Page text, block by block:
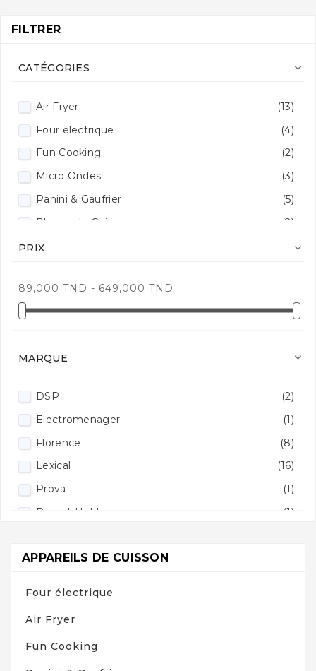
FILTRER
CATÉGORIES 
Air Fryer
(13)
Four électrique
(4)
Fun Cooking
(2)
Micro Ondes
(3)
Panini & Gaufrier
(5)
Plaque de Cuisson
(2)
PRIX 
89,000 TND - 649,000 TND
MARQUE 
DSP
(2)
Electromenager
(1)
Florence
(8)
Lexical
(16)
Prova
(1)
Russell Hobbs
(1)
APPAREILS DE CUISSON
Four électrique
Air Fryer
Fun Cooking